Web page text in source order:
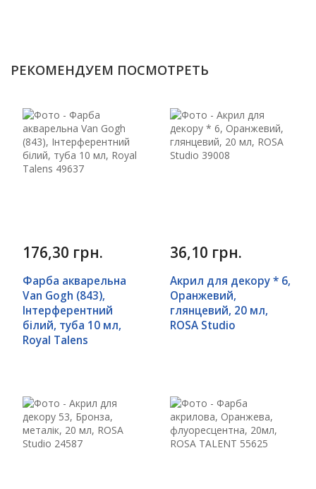
РЕКОМЕНДУЕМ ПОСМОТРЕТЬ
176,30 грн.
Фарба акварельна
Van Gogh (843),
Інтерферентний
білий, туба 10 мл,
Royal Talens
36,10 грн.
Акрил для декору * 6,
Оранжевий,
глянцевий, 20 мл,
ROSA Studio